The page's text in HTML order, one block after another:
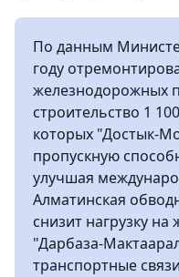
По данным
году
железнодорожных
строительство 1
которых "Достык-
пропускную
улучшая
Алматинская
снизит нагрузку на
"Дарбаза-
транспортные